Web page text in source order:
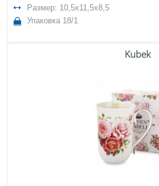
Размер: 10,5x11,5x8,5
Упаковка 18/1
Kubek